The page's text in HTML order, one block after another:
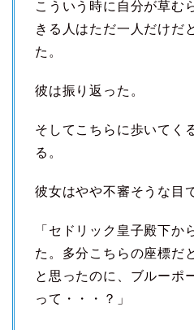
こういう時に自分が草む
きる人はただ一人だけだ
た。
彼は振り返った。
そしてこちらに歩いてく
る。
彼女はやや不審そうな目
「セドリック皇子殿下か
た。多分こちらの座標だ
と思ったのに、ブルーポ
って・・・？」